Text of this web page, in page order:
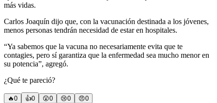
más vidas.
Carlos Joaquín dijo que, con la vacunación destinada a los jóvenes,
menos personas tendrán necesidad de estar en hospitales.
“Ya sabemos que la vacuna no necesariamente evita que te
contagies, pero sí garantiza que la enfermedad sea mucho menor en
su potencia”, agregó.
¿Qué te pareció?
🔥0 👍0 😲0 😢0 😠0